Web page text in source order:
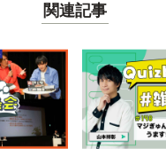
関連記事